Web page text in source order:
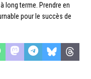
long terme. Prendre en
pour le succès de